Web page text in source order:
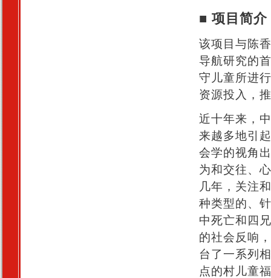
■ 项目简介
该项目与陈
导航研究的
守儿童所进
资源投入，
近十年来，
来越多地引
会学的视角
为和交往、
几年，关注
种类型的、
中死亡和四
的社会反响
台了一系列
点的村儿童